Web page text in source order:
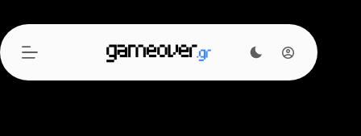
περιεχόμενο